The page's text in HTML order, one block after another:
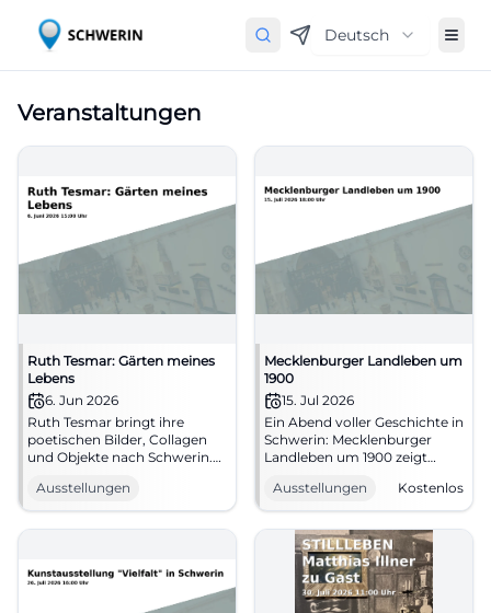
Deutsch
Veranstaltungen
Ruth Tesmar: Gärten meines
Lebens
6. Jun 2026
Ruth Tesmar bringt ihre
poetischen Bilder, Collagen
und Objekte nach Schwerin.
eröffnet am 6. Juni 2026 im
Kulturforum. #Kunst
Ausstellungen
Mecklenburger Landleben um
1900
15. Jul 2026
Ein Abend voller Geschichte in
Schwerin: Mecklenburger
Landleben um 1900 zeigt
Mecklenburg. Vernissage am
15.07.2026, Eintritt frei.
#Schwerin #Ausstellung
Ausstellungen Kostenlos